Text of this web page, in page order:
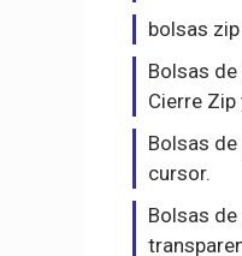
bolsas
Bolsas
Cierre Zip
Bolsas
cursor.
Bolsas